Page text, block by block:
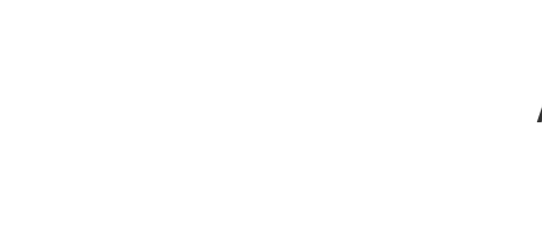
cash out before a rising multiplier disappears
with the interface. Some enthusiasts share